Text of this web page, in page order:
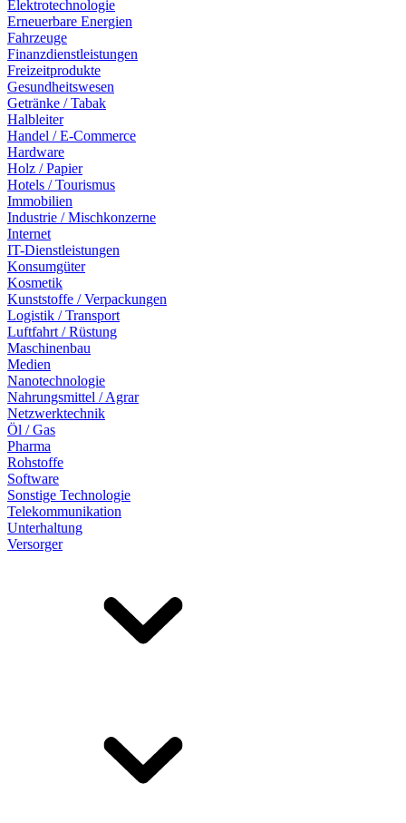
Elektrotechnologie
Erneuerbare Energien
Fahrzeuge
Finanzdienstleistungen
Freizeitprodukte
Gesundheitswesen
Getränke / Tabak
Halbleiter
Handel / E-Commerce
Hardware
Holz / Papier
Hotels / Tourismus
Immobilien
Industrie / Mischkonzerne
Internet
IT-Dienstleistungen
Konsumgüter
Kosmetik
Kunststoffe / Verpackungen
Logistik / Transport
Luftfahrt / Rüstung
Maschinenbau
Medien
Nanotechnologie
Nahrungsmittel / Agrar
Netzwerktechnik
Öl / Gas
Pharma
Rohstoffe
Software
Sonstige Technologie
Telekommunikation
Unterhaltung
Versorger